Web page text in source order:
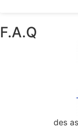
F.A.Q
des